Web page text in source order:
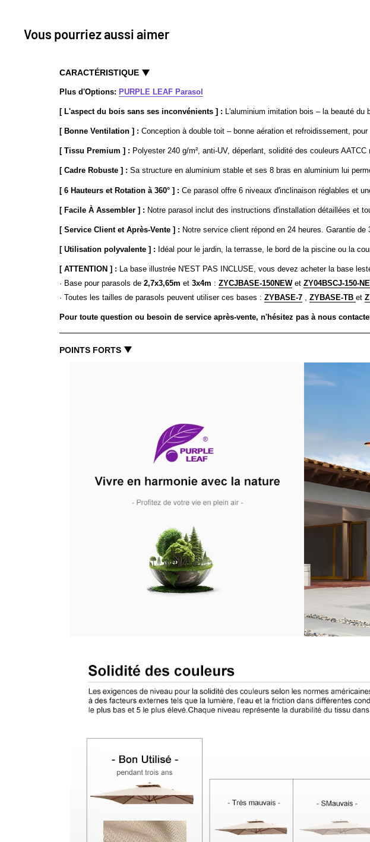
Vous pourriez aussi aimer
CARACTÉRISTIQUE
Plus d'Options: PURPLE LEAF Parasol
[ L'aspect du bois sans ses inconvénients ] : L'aluminium imitation bois – la beauté
[ Bonne Ventilation ] : Conception à double toit – bonne aération et refroidissement,
[ Tissu Premium ] : Polyester 240 g/m², anti-UV, déperlant, solidité des couleurs
[ Cadre Robuste ] : Sa structure en aluminium stable et ses 8 bras en aluminium lui
[ 6 Hauteurs et Rotation à 360° ] : Ce parasol offre 6 niveaux d'inclinaison réglables et
[ Facile À Assembler ] : Notre parasol inclut des instructions d'installation détaillées et
[ Service Client et Après-Vente ] : Notre service client répond en 24 heures. Garantie
[ Utilisation polyvalente ] : Idéal pour le jardin, la terrasse, le bord de la piscine ou la
[ ATTENTION ] :
La base illustrée N'EST PAS INCLUSE, vous devez acheter la base
· Base pour parasols de 2,7x3,65m et 3x4m : ZYCJBASE-150NEWet ZY04BSCJ-150-
· Toutes les tailles de parasols peuvent utiliser ces bases : ZYBASE-7 ZYBASE-TB et
Pour toute question ou besoin de service après-vente, n'hésitez pas à nous
POINTS FORTS